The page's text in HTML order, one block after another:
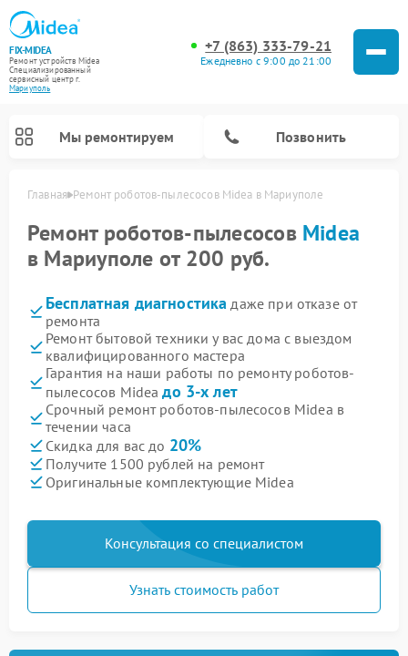
FIX-MIDEA
Ремонт устройств Midea
Специализированный
cервисный центр г.
Мариуполь
+7 (863) 333-79-21
Ежедневно с 9:00 до 21:00
Мы ремонтируем Позвонить
Главная Ремонт роботов-пылесосов Midea в Мариуполе
Ремонт роботов-пылесосов Midea
в Мариуполе от 200 руб.
Бесплатная диагностика даже при отказе от
ремонта
Ремонт бытовой техники у вас дома с выездом
квалифицированного мастера
Гарантия на наши работы по ремонту роботов-
пылесосов Mideaдо 3-х лет
Срочный ремонт роботов-пылесосов Midea в
течении часа
Скидка для вас до 20%
Получите 1500 рублей на ремонт
Оригинальные комплектующие Midea
Консультация со специалистом
Узнать стоимость работ